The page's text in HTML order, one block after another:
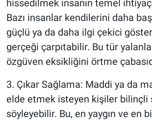
hissedilmek insanın temel
Bazı insanlar kendilerini daha
güçlü ya da daha ilgi çekici
gerçeği çarpıtabilir. Bu tür
özgüven eksikliğini örtme
3. Çıkar Sağlama: Maddi ya da
elde etmek isteyen kişiler bilinçli
söyleyebilir. Bu, en yaygın ve en